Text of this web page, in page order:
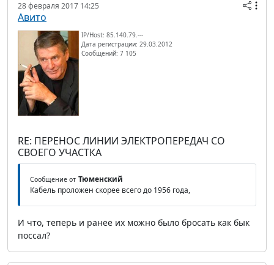
28 февраля 2017 14:25
Авито
IP/Host: 85.140.79.---
Дата регистрации: 29.03.2012
Сообщений: 7 105
RE: ПЕРЕНОС ЛИНИИ ЭЛЕКТРОПЕРЕДАЧ СО
СВОЕГО УЧАСТКА
Сообщение от Тюменский
Кабель проложен скорее всего до 1956 года,
И что, теперь и ранее их можно было бросать как бык
поссал?